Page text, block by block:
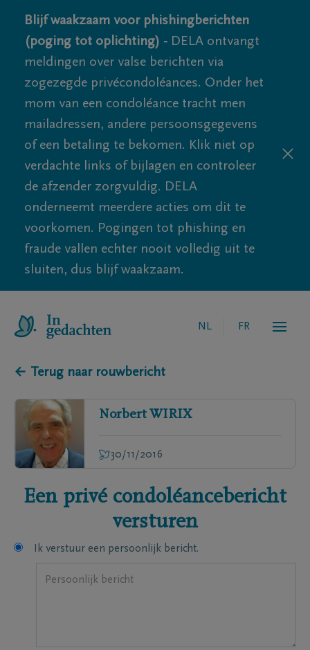
Blijf waakzaam voor phishingberichten
(poging tot oplichting) - DELA ontvangt
meldingen over valse berichten via
zogezegde privécondoléances. Onder het
mom van een condoléance tracht men
mailadressen, andere persoonsgegevens
of een betaling te bekomen. Klik niet op
verdachte links of bijlagen en controleer
de afzender zorgvuldig. DELA
onderneemt meerdere acties om dit te
voorkomen. Pogingen tot phishing en
fraude vallen echter nooit volledig uit te
sluiten, dus blijf waakzaam.
NL FR
← Terug naar rouwbericht
Norbert WIRIX
30/11/2016
Een privé condoléancebericht
versturen
Ik verstuur een persoonlijk bericht.